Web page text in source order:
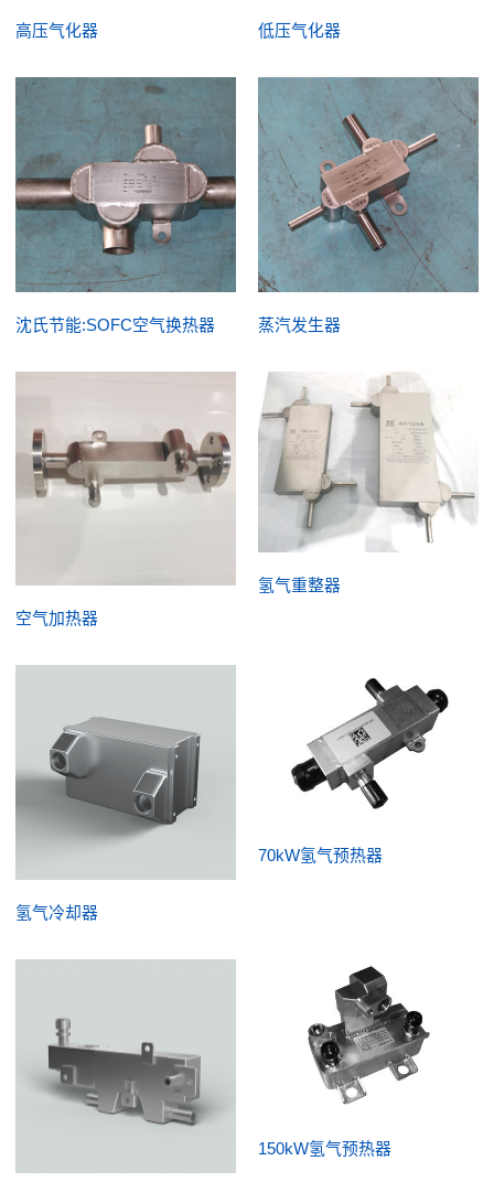
高压气化器 低压气化器
沈氏节能:SOFC空气换热器 蒸汽发生器
空气加热器
氢气重整器
氢气冷却器
70kW氢气预热器
150kW氢气预热器